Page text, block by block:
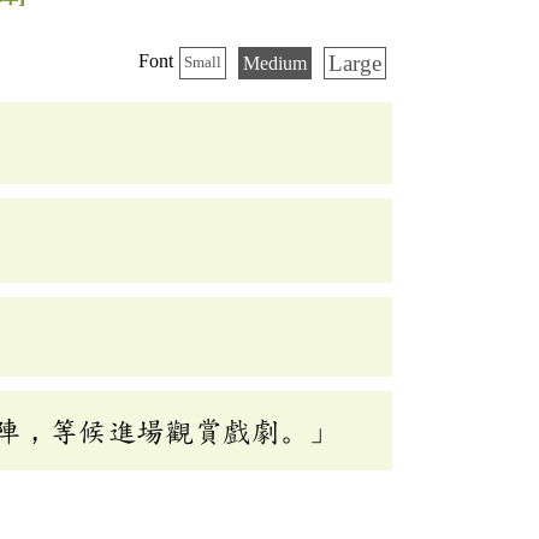
Font Small Medium Large
等候進場觀賞戲劇。」